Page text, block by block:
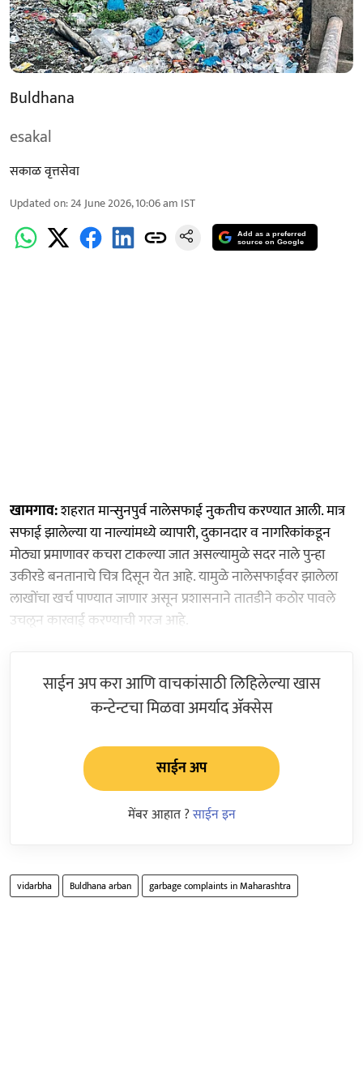
Buldhana
esakal
सकाळ वृत्तसेवा
Updated on:24 June 2026, 10:06 am IST
Add as a preferred
source on Google
खामगाव:शहरात मान्सुनपुर्व नालेसफाई नुकतीच करण्यात आली. मात्र
सफाई झालेल्या या नाल्यांमध्ये व्यापारी, दुकानदार व नागरिकांकडून
मोठ्या प्रमाणावर कचरा टाकल्या जात असल्यामुळे सदर नाले पुन्हा
उकीरडे बनतानाचे चित्र दिसून येत आहे. यामुळे नालेसफाईवर झालेला
लाखोंचा खर्च पाण्यात जाणार असून प्रशासनाने तातडीने कठोर पावले
उचलून कारवाई करण्याची गरज आहे.
साईन अप करा आणि वाचकांसाठी लिहिलेल्या खास
कन्टेन्टचा मिळवा अमर्याद ॲक्सेस
साईन अप
मेंबर आहात ?साईन इन
vidarbha Buldhana arban garbage complaints in Maharashtra